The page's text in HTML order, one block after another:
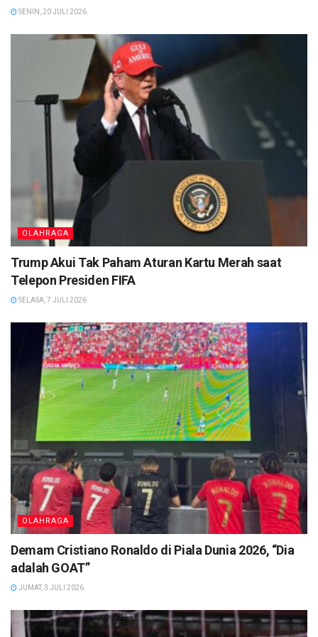
SENIN, 20 JULI 2026
OLAHRAGA
Trump Akui Tak Paham Aturan Kartu Merah saat
Telepon Presiden FIFA
SELASA, 7 JULI 2026
OLAHRAGA
Demam Cristiano Ronaldo di Piala Dunia 2026, “Dia
adalah GOAT”
JUMAT, 3 JULI 2026